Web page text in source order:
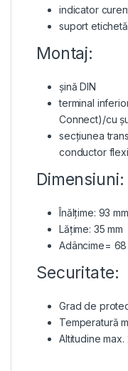
indicator
suport etichetă
Montaj:
șină DIN
terminal
Connect)/cu
secțiunea
conductor
Dimensiuni:
Înălțime: 93 mm
Lățime: 35 mm
Adâncime= 68
Securitate:
Grad de
Temperatură
Altitudine max.